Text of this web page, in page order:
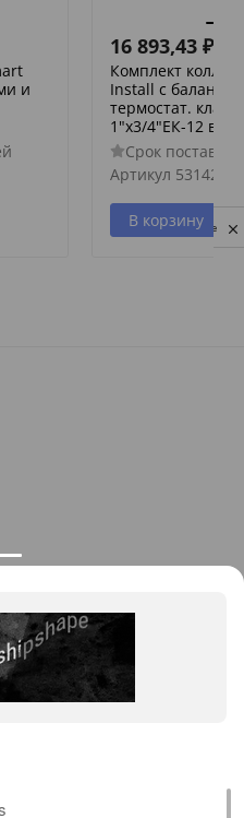
и
16 893,43 ₽
Комплект
Install с
термостат.
1"х3/4"ЕК-12 вых.
Срок поставки
Артикул 53142S
В корзину
Оборудование для
канализации
Privacy notice